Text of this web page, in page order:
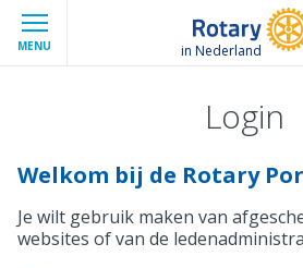
MENU in Nederland
Login
Welkom bij de Rotary
Je wilt gebruik maken van
websites of van de